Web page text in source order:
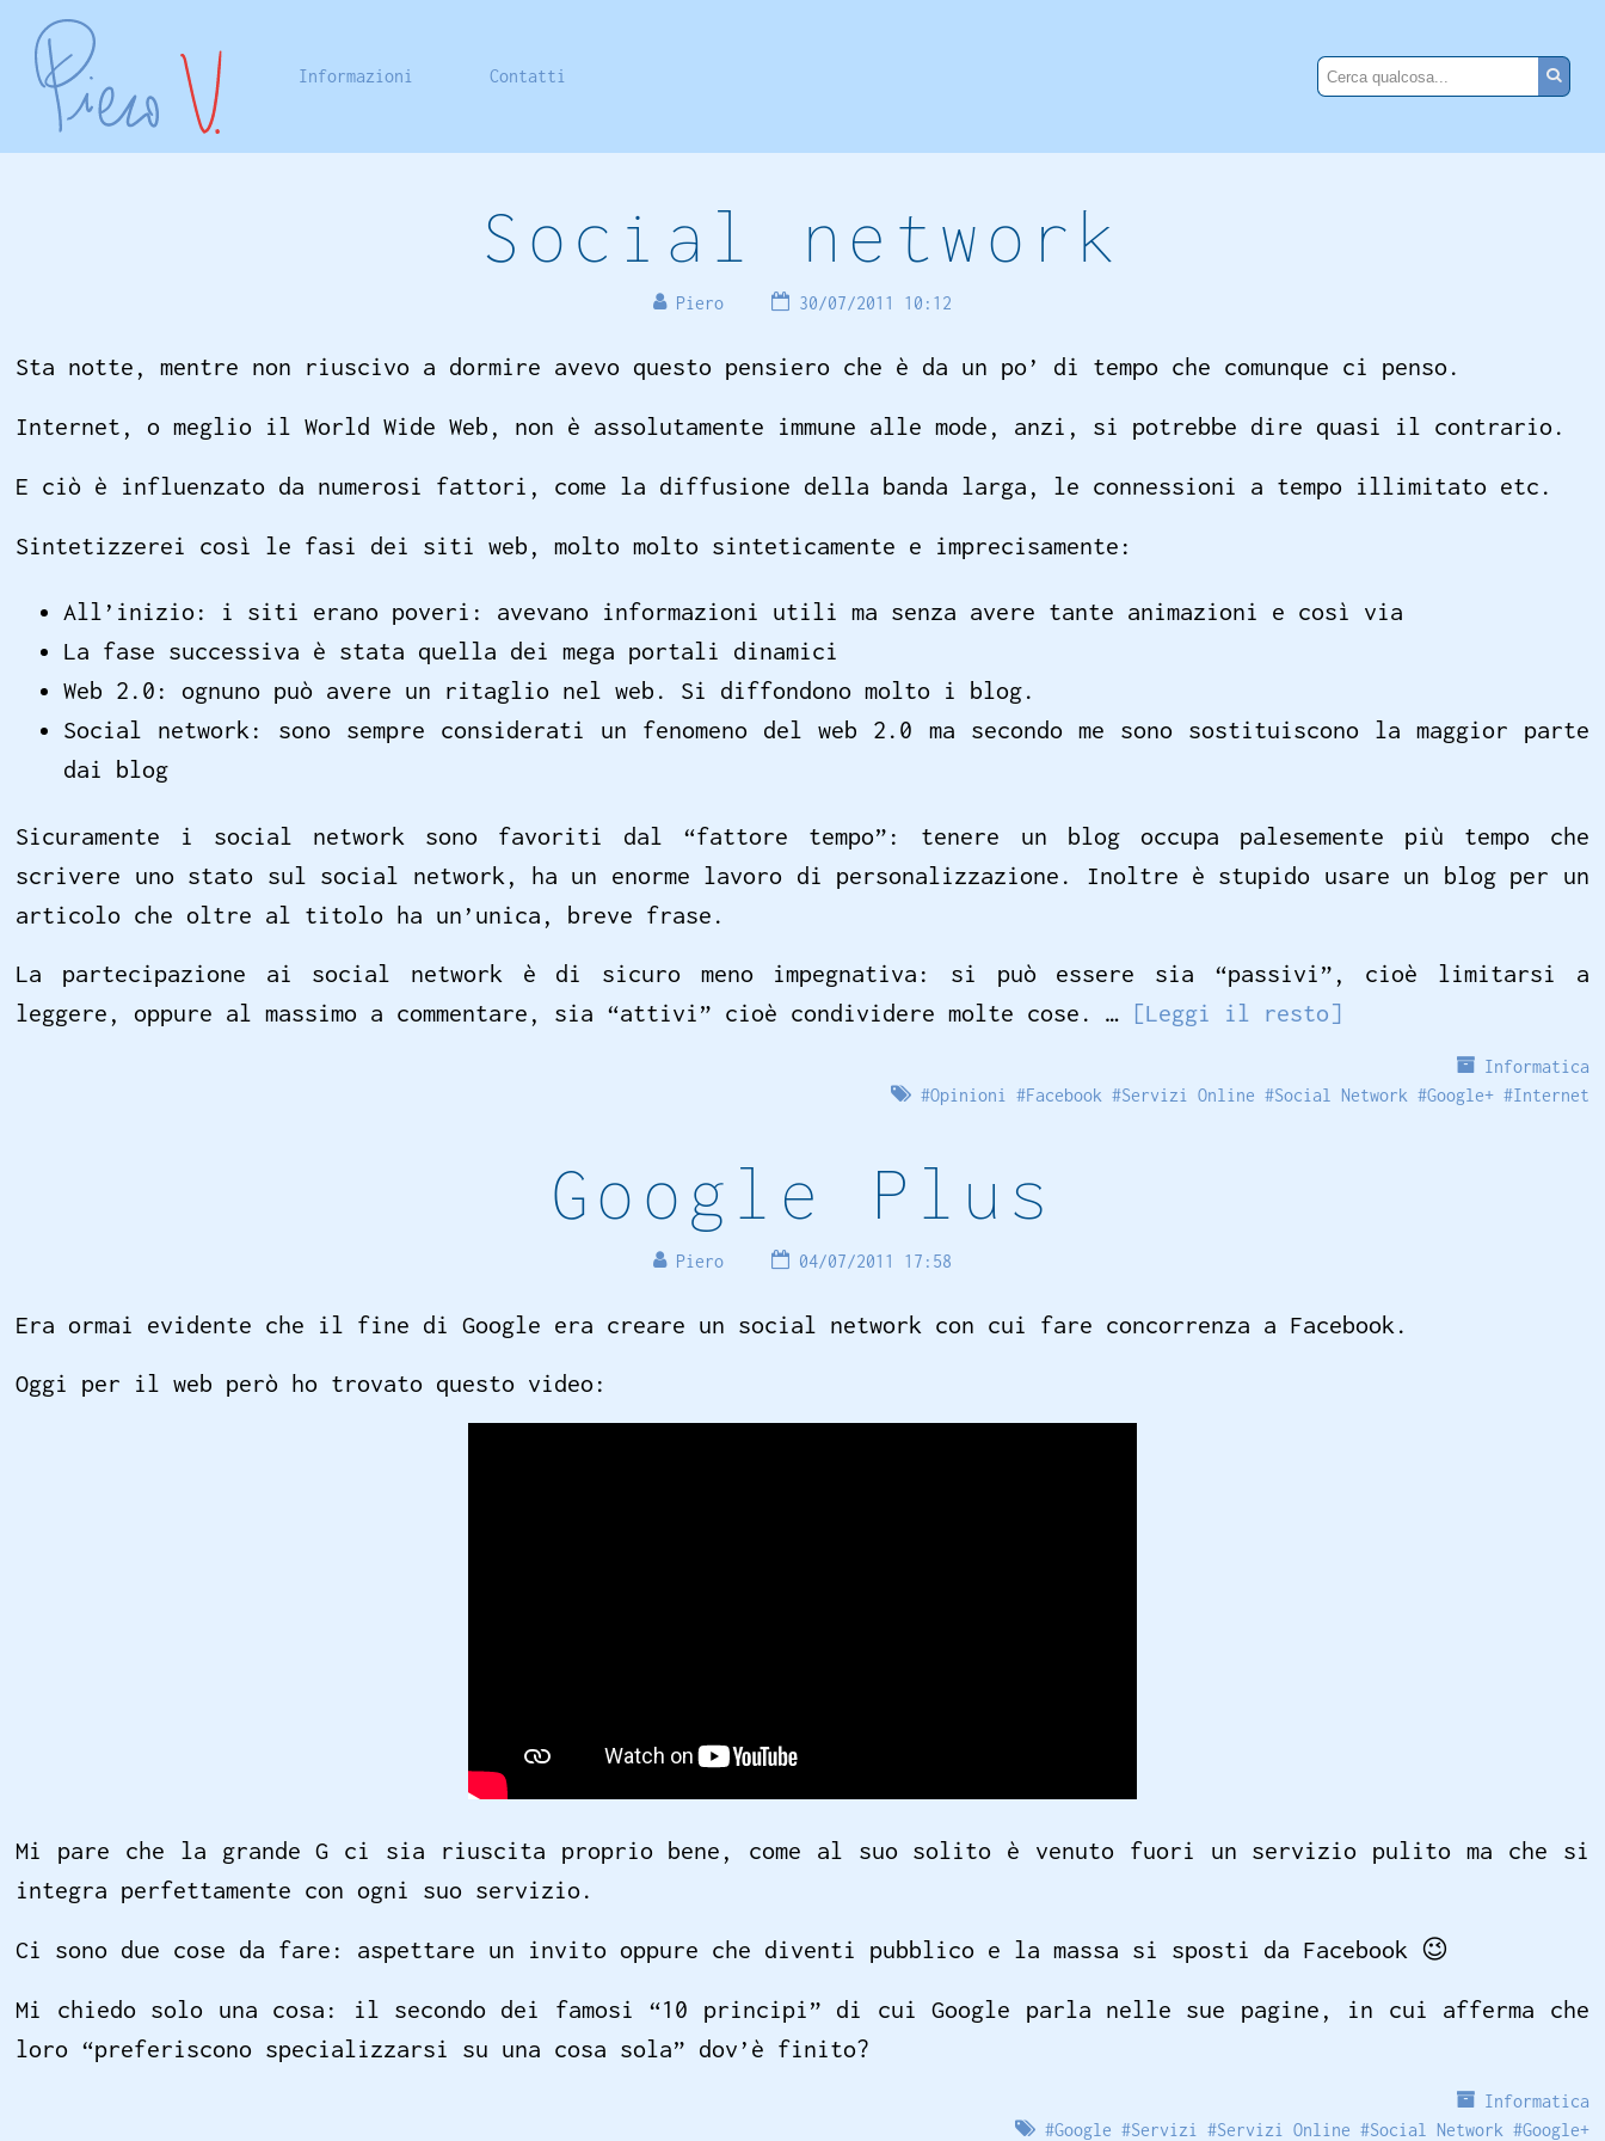
Informazioni Contatti
Social network
Piero 30/07/2011 10:12
Sta notte, mentre non riuscivo a dormire avevo questo pensiero che è da un po’ di tempo che comunque ci penso.
Internet, o meglio il World Wide Web, non è assolutamente immune alle mode, anzi, si potrebbe dire quasi il contrario.
E ciò è influenzato da numerosi fattori, come la diffusione della banda larga, le connessioni a tempo illimitato etc.
Sintetizzerei così le fasi dei siti web, molto molto sinteticamente e imprecisamente:
All’inizio: i siti erano poveri: avevano informazioni utili ma senza avere tante animazioni e così via
La fase successiva è stata quella dei mega portali dinamici
Web 2.0: ognuno può avere un ritaglio nel web. Si diffondono molto i blog.
Social network: sono sempre considerati un fenomeno del web 2.0 ma secondo me sono sostituiscono la maggior parte
dai blog
Sicuramente i social network sono favoriti dal “fattore tempo”: tenere un blog occupa palesemente più tempo che
scrivere uno stato sul social network, ha un enorme lavoro di personalizzazione. Inoltre è stupido usare un blog per un
articolo che oltre al titolo ha un’unica, breve frase.
La partecipazione ai social network è di sicuro meno impegnativa: si può essere sia “passivi”, cioè limitarsi a
leggere, oppure al massimo a commentare, sia “attivi” cioè condividere molte cose. …
[Leggi il resto]
Informatica
#Opinioni #Facebook #Servizi Online #Social Network #Google+#Internet
Google Plus
Piero 04/07/2011 17:58
Era ormai evidente che il fine di Google era creare un social network con cui fare concorrenza a Facebook.
Oggi per il web però ho trovato questo video:
Mi pare che la grande G ci sia riuscita proprio bene, come al suo solito è venuto fuori un servizio pulito ma che si
integra perfettamente con ogni suo servizio.
Ci sono due cose da fare: aspettare un invito oppure che diventi pubblico e la massa si sposti da Facebook 😉
Mi chiedo solo una cosa: il secondo dei famosi “10 principi” di cui Google parla nelle sue pagine, in cui afferma che
loro “preferiscono specializzarsi su una cosa sola” dov’è finito?
Informatica
#Google #Servizi #Servizi Online #Social Network #Google+